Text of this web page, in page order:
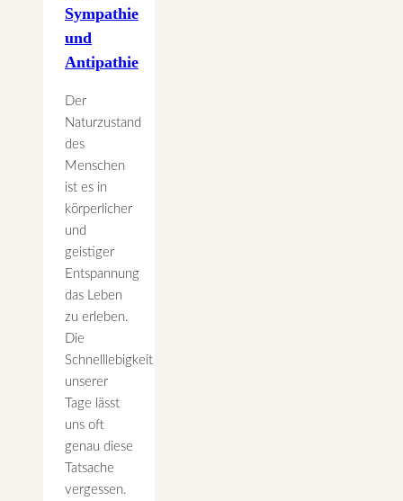
Sympathie
und
Antipathie
Der
Naturzustand
des
Menschen
ist es in
körperlicher
und
geistiger
Entspannung
das Leben
zu erleben.
Die
Schnelllebigkeit
unserer
Tage lässt
uns oft
genau diese
Tatsache
vergessen.